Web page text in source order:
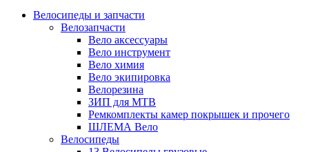
Велосипеды и запчасти
Велозапчасти
Вело аксессуары
Вело инструмент
Вело химия
Вело экипировка
Велорезина
ЗИП для MTB
Ремкомплекты камер покрышек и прочего
ШЛЕМА Вело
Велосипеды